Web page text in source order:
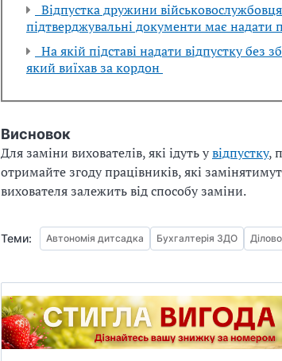
Відпустка дружини
підтверджувальні документи має надати
На якій підставі надати відпустку без
який виїхав за кордон
Висновок
Для заміни вихователів, які ідуть увідпустку,
отримайте згоду працівників, які
вихователя залежить від способу заміни.
Теми: Автономія дитсадка Бухгалтерія ЗДО